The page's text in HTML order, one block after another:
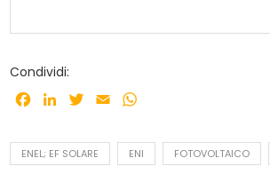
Condividi:
Facebook
LinkedInTwitter
Email
ENEL; EF SOLARE ENI FOTOVOLTAICO